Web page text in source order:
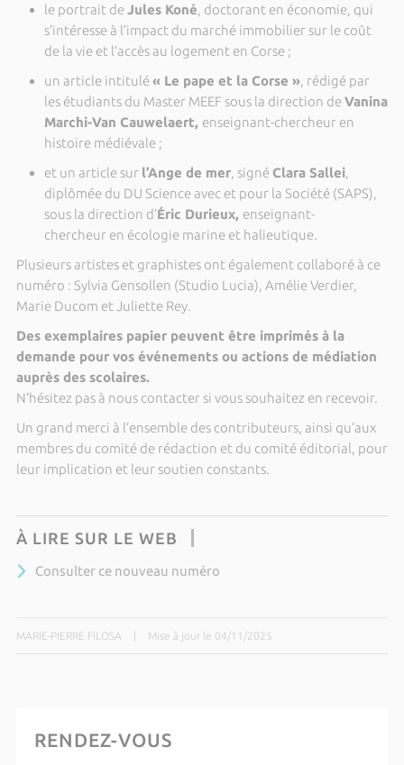
le portrait deJules Koné, doctorant en économie, qui
s’intéresse à l’impact du marché immobilier sur le coût
de la vie et l’accès au logement en Corse ;
un article intitulé« Le pape et la Corse », rédigé par
les étudiants du Master MEEF sous la direction deVanina
Marchi-Van Cauwelaert, enseignant-chercheur en
histoire médiévale ;
et un article sur l’Ange de mer, signé Clara Sallei,
diplômée du DU Science avec et pour la Société (SAPS),
sous la direction d’Éric Durieux, enseignant-
chercheur en écologie marine et halieutique.
Plusieurs artistes et graphistes ont également collaboré à ce
numéro : Sylvia Gensollen (Studio Lucia), Amélie Verdier,
Marie Ducom et Juliette Rey.
Des exemplaires papier peuvent être imprimés à la
demande pour vos événements ou actions de médiation
auprès des scolaires.
N’hésitez pas à nous contacter si vous souhaitez en recevoir.
Un grand merci à l’ensemble des contributeurs, ainsi qu’aux
membres du comité de rédaction et du comité éditorial, pour
leur implication et leur soutien constants.
À LIRE SUR LE WEB
Consulter ce nouveau numéro
MARIE-PIERRE FILOSA Mise à jour le 04/11/2025
RENDEZ-VOUS